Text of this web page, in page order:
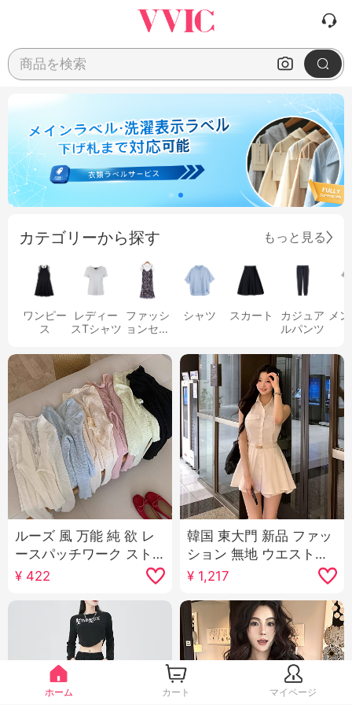
商品を検索
カテゴリーから探す もっと見る
ワンピー
ス
レディー
スTシャツ
ファッシ
ョンセッ
シャツ スカート
カジュア
ルパンツ
メ
ルーズ 風 万能 純 欲 レ
ースパッチワーク スト
ラップ ニット カーディ
ガン 女性用 春 シンプル
スリム効果 長袖 日焼け
止めシャツ
¥ 422
韓国 東大門 新品 ファッ
ション 無地 ウエストシ
ェイプ セクシー 表示 ボ
ディピース ミドル丈 シ
ャツ ショートパンツ セ
ットアップ 女性用
¥ 1,217
ホーム カート マイページ